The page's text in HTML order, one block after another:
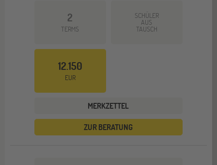
2
TERMS
SCHÜLER
AUS
TAUSCH
12.150
EUR
MERKZETTEL
ZUR BERATUNG